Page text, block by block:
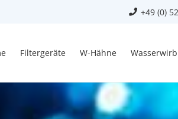
+49 (0)
Filtergeräte W-Hähne